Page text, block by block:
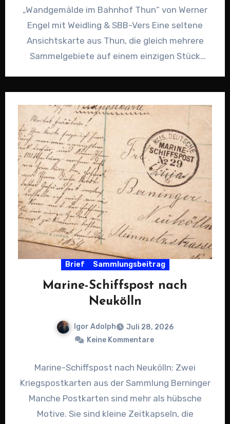
„Wandgemälde im Bahnhof Thun“ von Werner
Engel mit Weidling & SBB-Vers Eine seltene
Ansichtskarte aus Thun, die gleich mehrere
Sammelgebiete auf einem einzigen Stück
Brief Sammlungsbeitrag
Marine-Schiffspost nach
Neukölln
Igor Adolph
Juli 28, 2026
Keine Kommentare
Marine-Schiffspost nach Neukölln: Zwei
Kriegspostkarten aus der Sammlung Berninger
Manche Postkarten sind mehr als hübsche
Motive. Sie sind kleine Zeitkapseln, die